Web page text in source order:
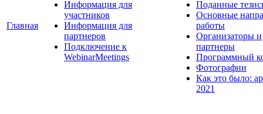
Главная
Информация для
участников
Информация для
партнеров
Подключение к
WebinarMeetings
Поданные
Основные
работы
Организаторы и
партнеры
Программный
Фотографии
Как это было:
2021